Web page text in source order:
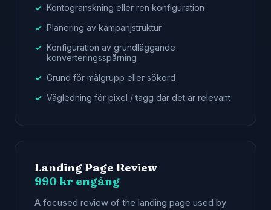
Kontogranskning eller ren konfiguration
Planering av kampanjstruktur
Konfiguration av grundläggande
konverteringsspårning
Grund för målgrupp eller sökord
Vägledning för pixel / tagg där det är relevant
Landing Page Review
990 kr engång
A focused review of the landing page used by